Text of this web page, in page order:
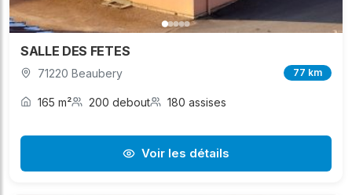
SALLE DES FETES
71220 Beaubery 77 km
165 m² 200 debout 180 assises
Voir les détails